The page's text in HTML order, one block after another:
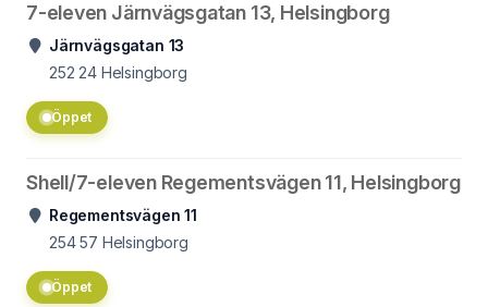
7-eleven Järnvägsgatan 13, Helsingborg
Järnvägsgatan 13
252 24 Helsingborg
Öppet
Shell/7-eleven Regementsvägen 11, Helsingborg
Regementsvägen 11
254 57 Helsingborg
Öppet